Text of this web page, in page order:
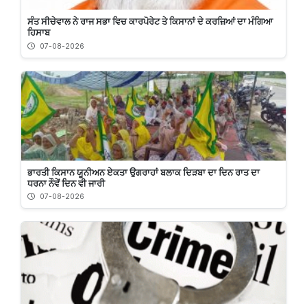
ਸੰਤ ਸੀਚੇਵਾਲ ਨੇ ਰਾਜ ਸਭਾ ਵਿਚ ਕਾਰਪੋਰੇਟ ਤੇ ਕਿਸਾਨਾਂ ਦੇ ਕਰਜ਼ਿਆਂ ਦਾ ਮੰਗਿਆ
ਹਿਸਾਬ
07-08-2026
ਭਾਰਤੀ ਕਿਸਾਨ ਯੂਨੀਅਨ ਏਕਤਾ ਉਗਰਾਹਾਂ ਬਲਾਕ ਦਿੜਬਾ ਦਾ ਦਿਨ ਰਾਤ ਦਾ
ਧਰਨਾ ਨੌਵੇਂ ਦਿਨ ਵੀ ਜਾਰੀ
07-08-2026